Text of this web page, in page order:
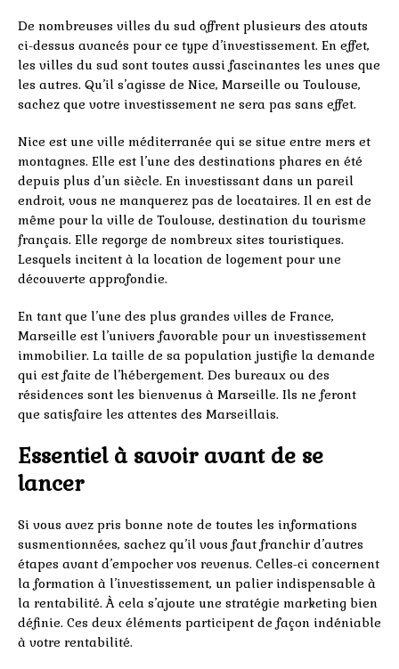
De nombreuses villes du sud offrent plusieurs des atouts
ci-dessus avancés pour ce type d’investissement. En effet,
les villes du sud sont toutes aussi fascinantes les unes que
les autres. Qu’il s’agisse de Nice, Marseille ou Toulouse,
sachez que votre investissement ne sera pas sans effet.
Nice est une ville méditerranée qui se situe entre mers et
montagnes. Elle est l’une des destinations phares en été
depuis plus d’un siècle. En investissant dans un pareil
endroit, vous ne manquerez pas de locataires. Il en est de
même pour la ville de Toulouse, destination du tourisme
français. Elle regorge de nombreux sites touristiques.
Lesquels incitent à la location de logement pour une
découverte approfondie.
En tant que l’une des plus grandes villes de France,
Marseille est l’univers favorable pour un investissement
immobilier. La taille de sa population justifie la demande
qui est faite de l’hébergement. Des bureaux ou des
résidences sont les bienvenus à Marseille. Ils ne feront
que satisfaire les attentes des Marseillais.
Essentiel à savoir avant de se
lancer
Si vous avez pris bonne note de toutes les informations
susmentionnées, sachez qu’il vous faut franchir d’autres
étapes avant d’empocher vos revenus. Celles-ci concernent
la formation à l’investissement, un palier indispensable à
la rentabilité. À cela s’ajoute une stratégie marketing bien
définie. Ces deux éléments participent de façon indéniable
à votre rentabilité.